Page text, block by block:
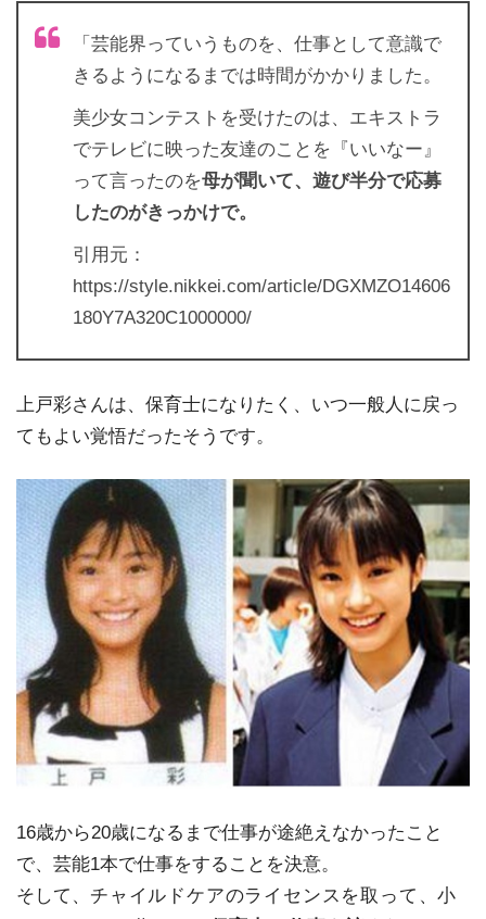
「芸能界っていうものを、仕事として意識で
きるようになるまでは時間がかかりました。
美少女コンテストを受けたのは、エキストラ
でテレビに映った友達のことを『いいなー』
って言ったのを母が聞いて、遊び半分で応募
したのがきっかけで。
引用元：
https://style.nikkei.com/article/DGXMZO14606
180Y7A320C1000000/
上戸彩さんは、保育士になりたく、いつ一般人に戻っ
てもよい覚悟だったそうです。
16歳から20歳になるまで仕事が途絶えなかったこと
で、芸能1本で仕事をすることを決意。
そして、 チャイルドケアのライセンスを取って、小